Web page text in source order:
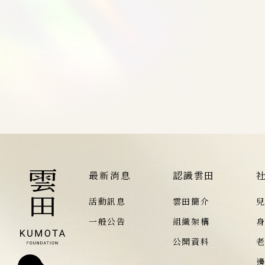
最新消息
活動訊息
一般公告
認識雲田
雲田簡介
組織架構
公開資料